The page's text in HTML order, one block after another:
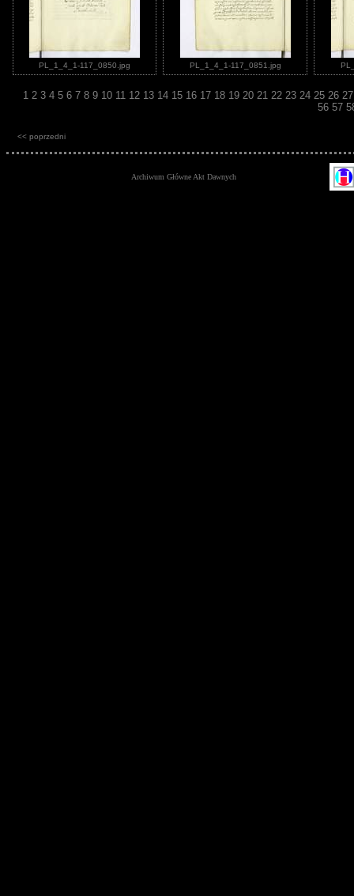
PL_1_4_1-117_0850.jpg PL_1_4_1-117_0851.jpg
1 2 3 4 5 6 7 8 9 10 11 12 13 14 15 16 17 18 19 20 21 22 23 24 25 26
56 57
<< poprzedni
Archiwum Główne Akt Dawnych